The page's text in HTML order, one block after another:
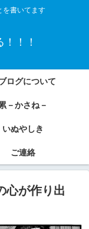
を書いてます
！！
ログについて
－かさね－
いぬやしき
ご連絡
心が作り出